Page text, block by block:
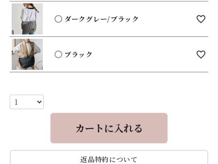
ダークグレー/ブラック
ブラック
カートに入れる
返品特約について